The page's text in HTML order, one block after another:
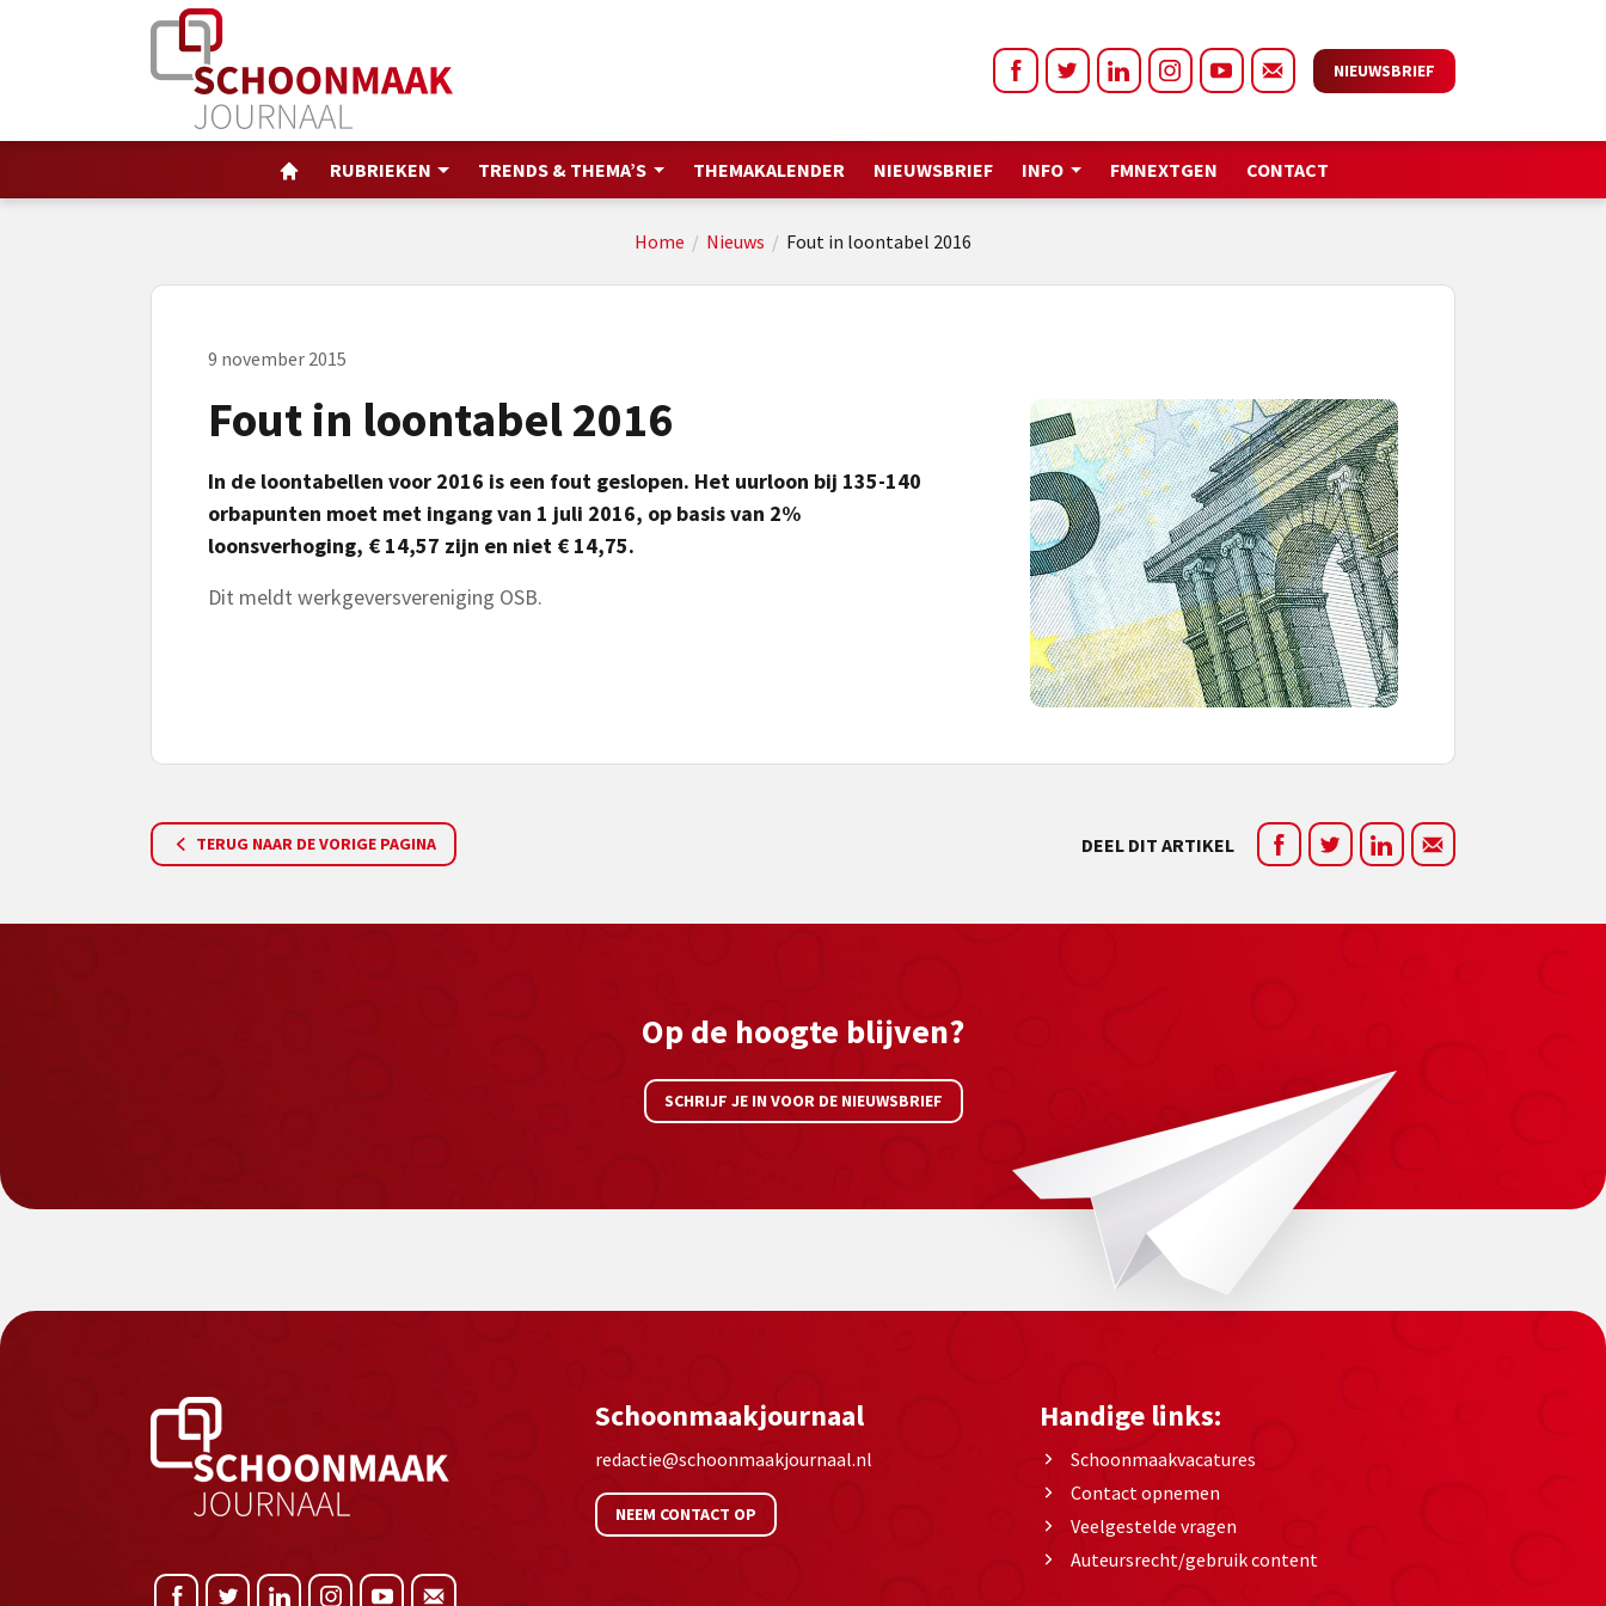
NIEUWSBRIEF
RUBRIEKEN TRENDS & THEMA’S THEMAKALENDER NIEUWSBRIEF INFO FMNEXTGEN CONTACT
Home / Nieuws / Fout in loontabel 2016
9 november 2015
Fout in loontabel 2016
In de loontabellen voor 2016 is een fout geslopen. Het uurloon bij 135-140
orbapunten moet met ingang van 1 juli 2016, op basis van 2%
loonsverhoging, € 14,57 zijn en niet € 14,75.
Dit meldt werkgeversvereniging OSB.
TERUG NAAR DE VORIGE PAGINA DEEL DIT ARTIKEL
Op de hoogte blijven?
SCHRIJF JE IN VOOR DE NIEUWSBRIEF
Schoonmaakjournaal
redactie@schoonmaakjournaal.nl
NEEM CONTACT OP
Handige links:
Schoonmaakvacatures
Contact opnemen
Veelgestelde vragen
Auteursrecht/gebruik content